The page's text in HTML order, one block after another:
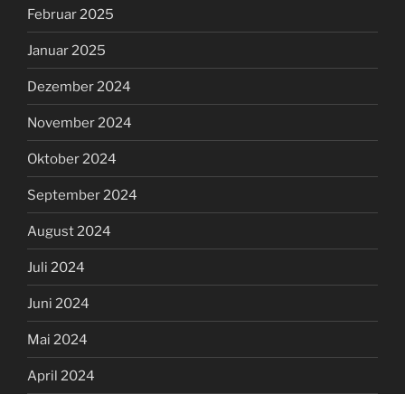
Februar 2025
Januar 2025
Dezember 2024
November 2024
Oktober 2024
September 2024
August 2024
Juli 2024
Juni 2024
Mai 2024
April 2024